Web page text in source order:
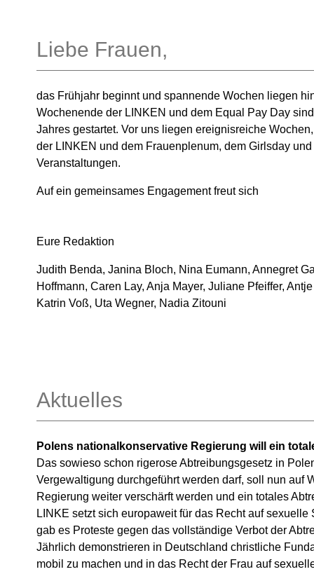
Liebe Frauen,
das Frühjahr beginnt und spannende Wochen liegen
Wochenende der LINKEN und dem Equal Pay Day
Jahres gestartet. Vor uns liegen ereignisreiche
der LINKEN und dem Frauenplenum, dem Girlsday
Veranstaltungen.
Auf ein gemeinsames Engagement freut sich
Eure Redaktion
Judith Benda, Janina Bloch, Nina Eumann, Annegret
Hoffmann, Caren Lay, Anja Mayer, Juliane Pfeiffer,
Katrin Voß, Uta Wegner, Nadia Zitouni
Aktuelles
Polens nationalkonservative Regierung will ein
Das sowieso schon rigerose Abtreibungsgesetz in
Vergewaltigung durchgeführt werden darf, soll nun auf
Regierung weiter verschärft werden und ein totales
LINKE setzt sich europaweit für das Recht auf
gab es Proteste gegen das vollständige Verbot der
Jährlich demonstrieren in Deutschland christliche
mobil zu machen und in das Recht der Frau auf